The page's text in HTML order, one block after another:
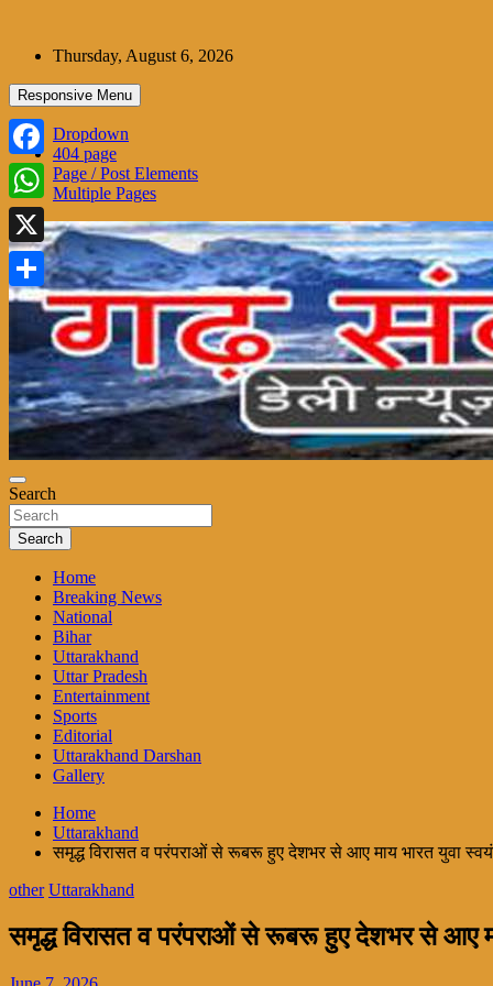
contentThursday, August 6, 2026
Responsive Menu
Dropdown
404 page
Page / Post Elements
Multiple Pages
Search
Search
Home
Breaking News
National
Bihar
Uttarakhand
Uttar Pradesh
Entertainment
Sports
Editorial
Uttarakhand Darshan
Gallery
Home
Uttarakhand
समृद्ध विरासत व परंपराओं से रूबरू हुए देशभर से आए माय भारत युवा
other Uttarakhand
समृद्ध विरासत व परंपराओं से रूबरू हुए देशभर से आए
Facebook
WhatsApp
X
Share